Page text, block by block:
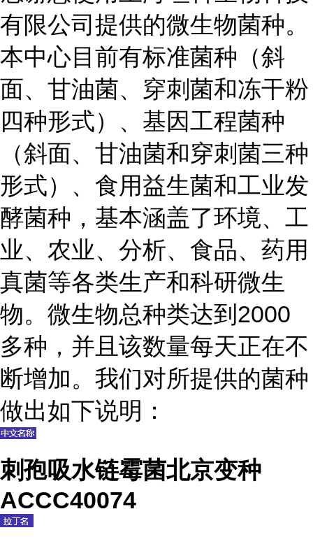
有限公司提供的微生物菌种。
本中心目前有标准菌种（斜
面、甘油菌、穿刺菌和冻干粉
四种形式）、基因工程菌种
（斜面、甘油菌和穿刺菌三种
形式）、食用益生菌和工业发
酵菌种，基本涵盖了环境、工
业、农业、分析、食品、药用
真菌等各类生产和科研微生
物。微生物总种类达到2000
多种，并且该数量每天正在不
断增加。我们对所提供的菌种
做出如下说明：
刺孢吸水链霉菌北京变种
ACCC40074